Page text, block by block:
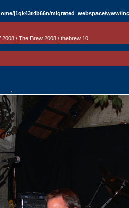
j1qk43r4b66n/migrated_webspace/www/
2008 / The Brew 2008 / thebrew 10